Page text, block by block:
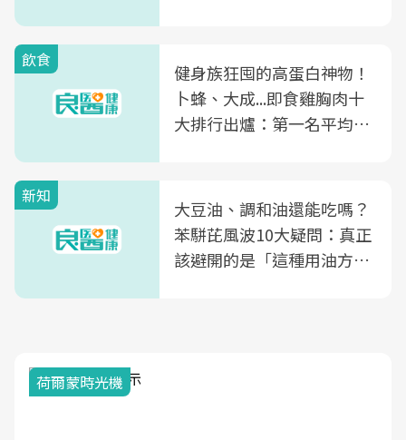
飲食
健身族狂囤的高蛋白神物！
卜蜂、大成...即食雞胸肉十
大排行出爐：第一名平均一
新知
大豆油、調和油還能吃嗎？
苯駢芘風波10大疑問：真正
該避開的是「這種用油方
荷爾蒙時光機